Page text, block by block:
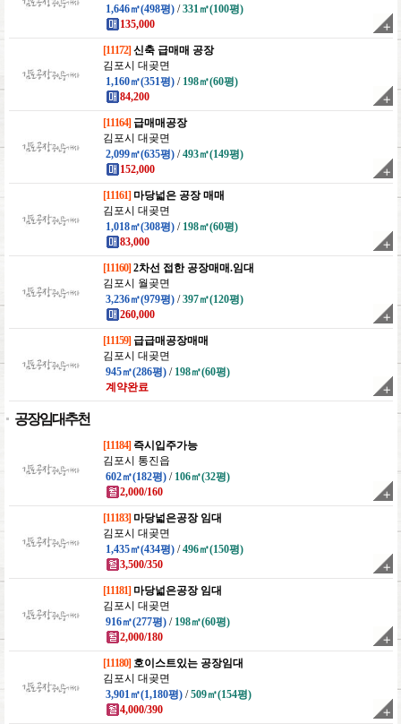
1,646㎡(498평) /331㎡(100평)
135,000
[11172] 신축 급매매 공장
김포시 대곶면
1,160㎡(351평) / 198㎡(60평)
84,200
[11164] 급매매공장
김포시 대곶면
2,099㎡(635평) /493㎡(149평)
152,000
[11161] 마당넓은 공장 매매
김포시 대곶면
1,018㎡(308평) / 198㎡(60평)
83,000
[11160] 2차선 접한 공장매매.임대
김포시 월곶면
3,236㎡(979평) /397㎡(120평)
260,000
[11159] 급급매공장매매
김포시 대곶면
945㎡(286평) / 198㎡(60평)
계약완료
공장임대추천
[11184] 즉시입주가능
김포시 통진읍
602㎡(182평) / 106㎡(32평)
2,000/160
[11183] 마당넓은공장 임대
김포시 대곶면
1,435㎡(434평) /496㎡(150평)
3,500/350
[11181] 마당넓은공장 임대
김포시 대곶면
916㎡(277평) / 198㎡(60평)
2,000/180
[11180] 호이스트있는 공장임대
김포시 대곶면
3,901㎡(1,180평) /509㎡(154평)
4,000/390